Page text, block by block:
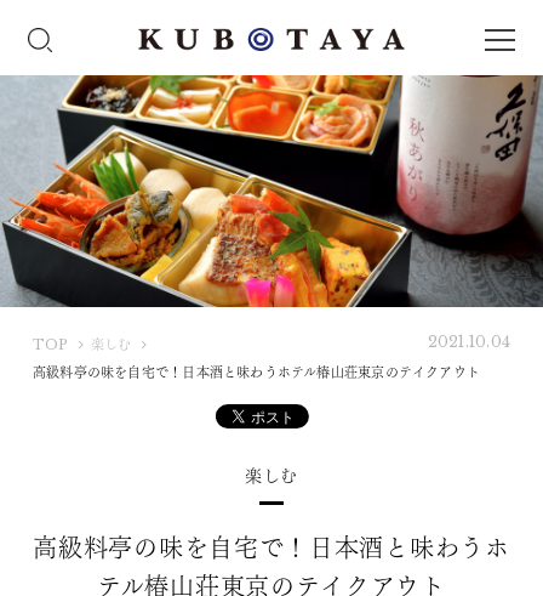
TOP
U
楽しむ
高級料亭の味を自宅で！日本酒と味わうホテル椿山荘東京のテイクアウト
2021.10.04
楽しむ
高級料亭の味を自宅で！日本酒と味わうホ
テル椿山荘東京のテイクアウト